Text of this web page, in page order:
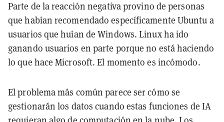
Parte de la reacción negativa provino de personas
que habían recomendado específicamente Ubuntu a
usuarios que huían de Windows. Linux ha ido
ganando usuarios en parte porque no está haciendo
lo que hace Microsoft. El momento es incómodo.
El problema más común parece ser cómo se
gestionarán los datos cuando estas funciones de IA